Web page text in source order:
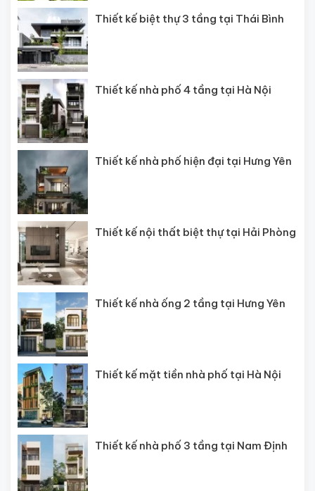
Thiết kế biệt thự 3 tầng tại Thái Bình
Thiết kế nhà phố 4 tầng tại Hà Nội
Thiết kế nhà phố hiện đại tại Hưng Yên
Thiết kế nội thất biệt thự tại Hải Phòng
Thiết kế nhà ống 2 tầng tại Hưng Yên
Thiết kế mặt tiền nhà phố tại Hà Nội
Thiết kế nhà phố 3 tầng tại Nam Định